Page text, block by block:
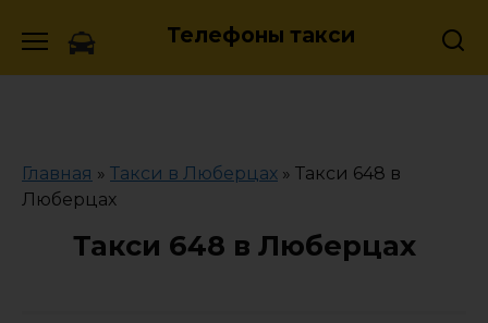
Телефоны такси
Главная » Такси в Люберцах » Такси 648 в
Люберцах
Такси 648 в Люберцах